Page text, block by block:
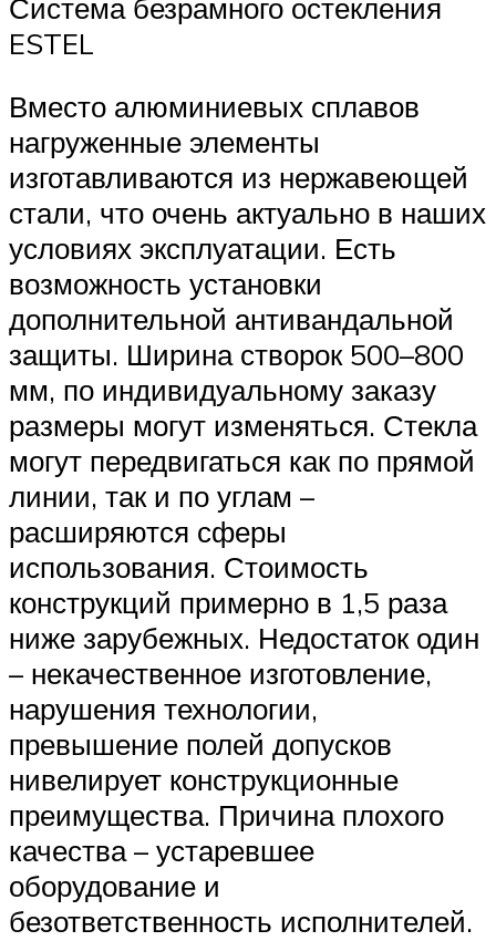
Система безрамного остекления
ESTEL
Вместо алюминиевых сплавов
нагруженные элементы
изготавливаются из нержавеющей
стали, что очень актуально в наших
условиях эксплуатации. Есть
возможность установки
дополнительной антивандальной
защиты. Ширина створок 500–800
мм, по индивидуальному заказу
размеры могут изменяться. Стекла
могут передвигаться как по прямой
линии, так и по углам –
расширяются сферы
использования. Стоимость
конструкций примерно в 1,5 раза
ниже зарубежных. Недостаток один
– некачественное изготовление,
нарушения технологии,
превышение полей допусков
нивелирует конструкционные
преимущества. Причина плохого
качества – устаревшее
оборудование и
безответственность исполнителей.